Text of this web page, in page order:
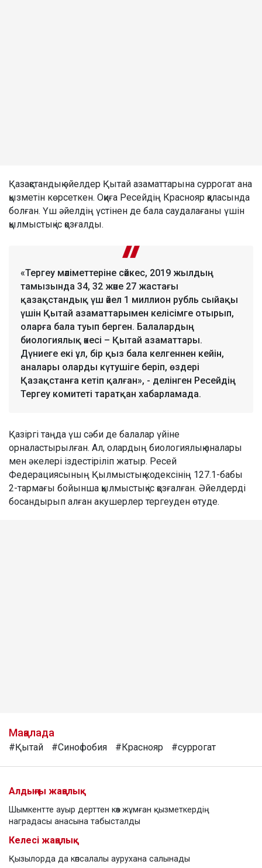
Қазақстандық әйелдер Қытай азаматтарына суррогат ана
қызметін көрсеткен. Оқиға Ресейдің Краснояр қаласында
болған. Үш әйелдің үстінен де бала саудалағаны үшін
қылмыстық іс қозғалды.
«Тергеу мәліметтеріне сәйкес, 2019 жылдың
тамызында 34, 32 және 27 жастағы
қазақстандық үш әйел 1 миллион рубль сыйақы
үшін Қытай азаматтарымен келісімге отырып,
оларға бала туып берген. Балалардың
биологиялық әкесі – Қытай азаматтары.
Дүниеге екі ұл, бір қыз бала келгеннен кейін,
аналары оларды күтушіге беріп, өздері
Қазақстанға кетіп қалған», - делінген Ресейдің
Тергеу комитеті таратқан хабарламада.
Қазіргі таңда үш сәби де балалар үйіне
орналастырылған. Ал, олардың биологиялық аналары
мен әкелері іздестіріліп жатыр. Ресей
Федерациясының Қылмыстық кодексінің 127.1-бабы
2-тармағы бойынша қылмыстық іс қозғалған. Әйелдерді
босандырып алған акушерлер тергеуден өтуде.
Мақалада
#Қытай #Синофобия #Краснояр #суррогат
Алдыңғы жаңалық
Шымкентте ауыр дерттен көз жұмған қызметкердің
наградасы анасына табысталды
Келесі жаңалық
Қызылорда да көпсалалы аурухана салынады